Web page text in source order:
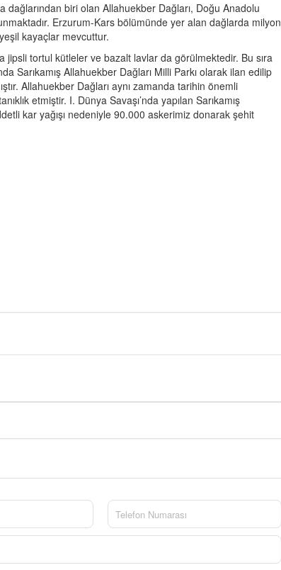
dağlarından biri olan Allahuekber Dağları, Doğu Anadolu
Erzurum-Kars bölümünde yer alan dağlarda milyon
kayaçlar mevcuttur.
jipsli tortul kütleler ve bazalt lavlar da görülmektedir. Bu sıra
Sarıkamış Allahuekber Dağları Milli Parkı olarak ilan edilip
Allahuekber Dağları aynı zamanda tarihin önemli
etmiştir. I. Dünya Savaşı’nda yapılan Sarıkamış
kar yağışı nedeniyle 90.000 askerimiz donarak şehit